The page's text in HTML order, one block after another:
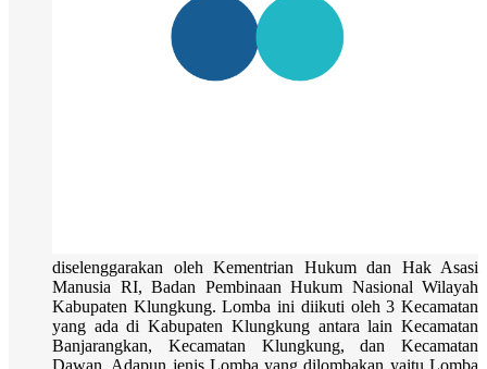
diselenggarakan oleh Kementrian Hukum dan Hak Asasi
Manusia RI, Badan Pembinaan Hukum Nasional Wilayah
Kabupaten Klungkung. Lomba ini diikuti oleh 3 Kecamatan
yang ada di Kabupaten Klungkung antara lain Kecamatan
Banjarangkan, Kecamatan Klungkung, dan Kecamatan
Dawan. Adapun jenis Lomba yang dilombakan yaitu Lomba